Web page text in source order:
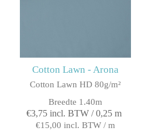
Cotton Lawn - Arona
Cotton Lawn HD 80g/m²
Breedte 1.40m
€3,75 incl. BTW / 0,25 m
€15,00 incl. BTW / m